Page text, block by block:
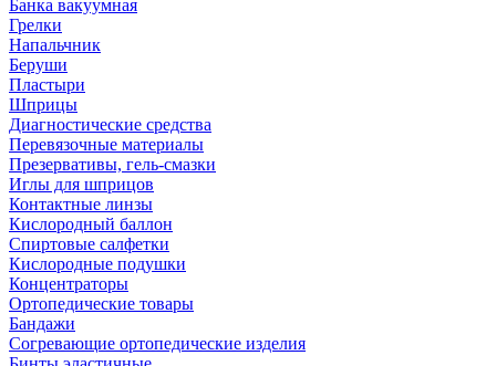
Банка вакуумная
Грелки
Напальчник
Беруши
Пластыри
Шприцы
Диагностические средства
Перевязочные материалы
Презервативы, гель-смазки
Иглы для шприцов
Контактные линзы
Кислородный баллон
Спиртовые салфетки
Кислородные подушки
Концентраторы
Ортопедические товары
Бандажи
Согревающие ортопедические изделия